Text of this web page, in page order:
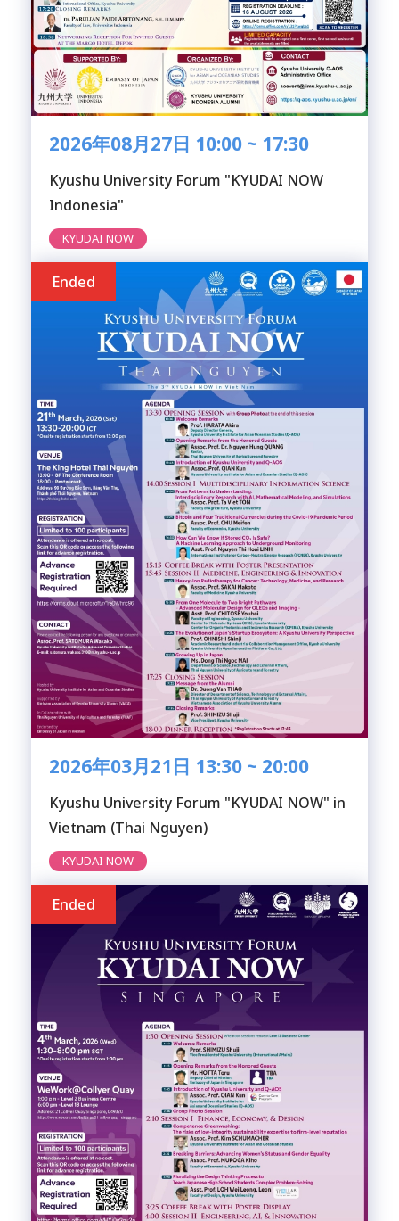
2026年08月27日 10:00 ~ 17:30
Kyushu University Forum "KYUDAI NOW
Indonesia"
KYUDAI NOW
Ended
2026年03月21日 13:30 ~ 20:00
Kyushu University Forum "KYUDAI NOW" in
Vietnam (Thai Nguyen)
KYUDAI NOW
Ended